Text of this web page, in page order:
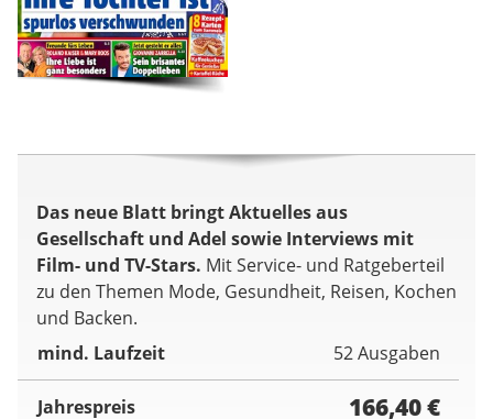
Das neue Blatt bringt Aktuelles aus
Gesellschaft und Adel sowie Interviews mit
Film- und TV-Stars. Mit Service- und Ratgeberteil
zu den Themen Mode, Gesundheit, Reisen, Kochen
und Backen.
mind. Laufzeit
52 Ausgaben
Jahrespreis 166,40 €